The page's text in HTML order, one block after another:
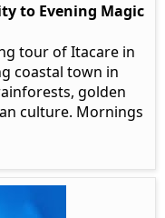
to Evening Magic
tour of Itacare in
coastal town in
golden
culture. Mornings